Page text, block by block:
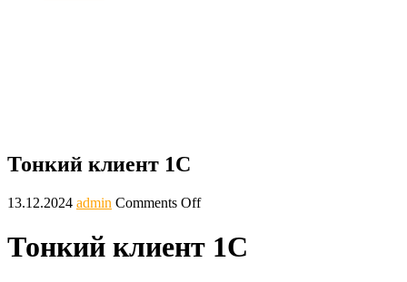
Тонкий клиент 1С
13.12.2024 admin Comments Off
Тонкий клиент 1С